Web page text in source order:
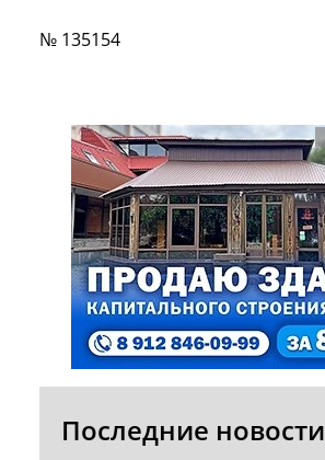
№ 135154
Последние новости